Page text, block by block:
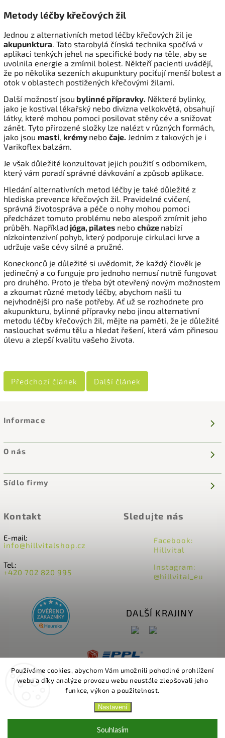
Používáme cookies, abychom Vám umožnili pohodlné prohlížení
webu a díky analýze provozu webu neustále zlepšovali jeho
funkce, výkon a použitelnost.
Nastavení
Souhlasím
Metody léčby křečových žil
Jednou z alternativních metod léčby křečových žil je
akupunktura . Tato starobylá čínská technika spočívá v
aplikaci tenkých jehel na specifické body na těle, aby se
uvolnila energie a zmírnil bolest. Někteří pacienti uvádějí,
že po několika sezeních akupunktury pociťují menší bolest a
otok v oblastech postižených křečovými žilami.
Další možností jsou bylinné přípravky. Některé bylinky,
jako je kostival lékařský nebo divizna velkokvětá, obsahují
látky, které mohou pomoci posilovat stěny cév a snižovat
zánět. Tyto přirozené složky lze nalézt v různých formách,
jako jsou masti krémy nebo čaje. Jedním z takových je i
Varikoflex balzám.
Je však důležité konzultovat jejich použití s odborníkem,
který vám poradí správné dávkování a způsob aplikace.
Hledání alternativních metod léčby je také důležité z
hlediska prevence křečových žil. Pravidelné cvičení,
správná životospráva a péče o nohy mohou pomoci
předcházet tomuto problému nebo alespoň zmírnit jeho
průběh. Například jóga, pilates nebo chůze nabízí
nízkointenzivní pohyb, který podporuje cirkulaci krve a
udržuje vaše cévy silné a pružné.
Koneckonců je důležité si uvědomit, že každý člověk je
jedinečný a co funguje pro jednoho nemusí nutně fungovat
pro druhého. Proto je třeba být otevřený novým možnostem
a zkoumat různé metody léčby, abychom našli tu
nejvhodnější pro naše potřeby. Ať už se rozhodnete pro
akupunkturu, bylinné přípravky nebo jinou alternativní
metodu léčby křečových žil, mějte na paměti, že je důležité
naslouchat svému tělu a hledat řešení, která vám přinesou
úlevu a zlepší kvalitu vašeho života.
Předchozí článek Další článek
Informace
O nás
Sídlo firmy
Sledujte nás
Facebook:
Hillvital
Instagram:
@hillvital_eu
Kontakt
E-mail:
info@hillvitalshop.cz
Tel.:
+420 702 820 995
DALŠÍ KRAJINY
HillVital. Všechna práva vyhrazena.